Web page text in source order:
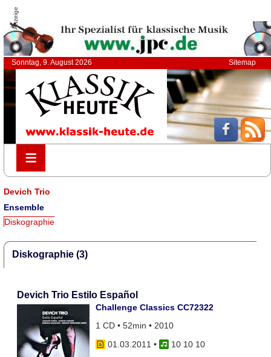
Anzeige
Sonntag, 9. August 2026 Sitemap
≡
≡
Devich Trio
Ensemble
Diskographie
Diskographie (3)
Devich Trio Estilo Español
Challenge Classics CC72322
1 CD • 52min • 2010
01.03.2011 •
10 10 10